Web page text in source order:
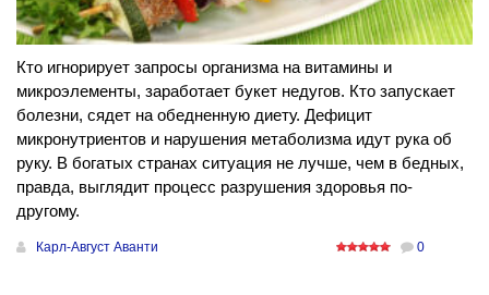
Кто игнорирует запросы организма на витамины и
микроэлементы, заработает букет недугов. Кто запускает
болезни, сядет на обедненную диету. Дефицит
микронутриентов и нарушения метаболизма идут рука об
руку. В богатых странах ситуация не лучше, чем в бедных,
правда, выглядит процесс разрушения здоровья по-
другому.
Карл-Август Аванти 0